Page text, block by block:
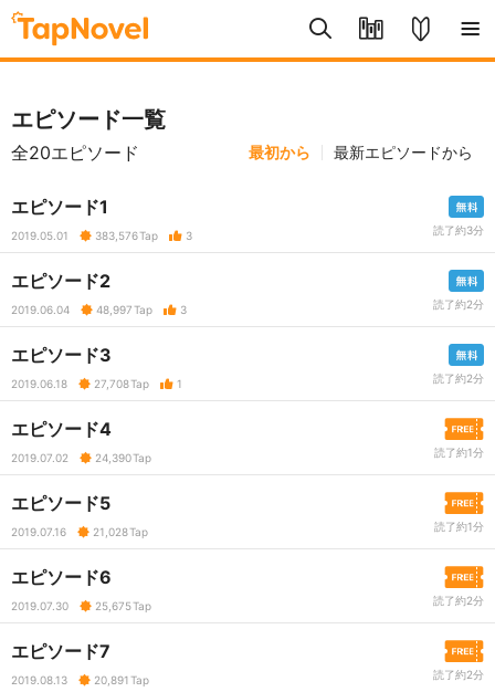
エピソード一覧
全20エピソード 最初から 最新エピソードから
エピソード1
2019.05.01 383,576Tap 3 読了約3分
エピソード2
2019.06.04 48,997Tap 3 読了約2分
エピソード3
2019.06.18 27,708Tap 1 読了約2分
エピソード4
2019.07.02 24,390Tap 読了約1分
エピソード5
2019.07.16 21,028Tap 読了約1分
エピソード6
2019.07.30 25,675Tap 読了約2分
エピソード7
2019.08.13 20,891Tap 読了約2分